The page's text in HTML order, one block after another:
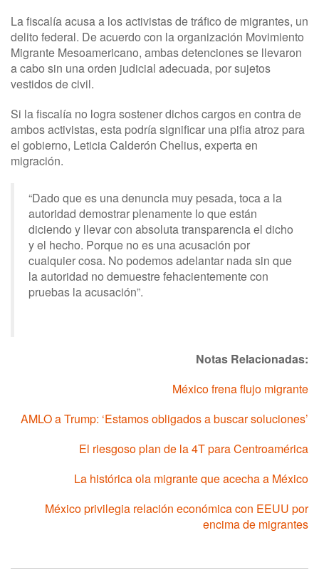
La fiscalía acusa a los activistas de tráfico de migrantes, un
delito federal. De acuerdo con la organización Movimiento
Migrante Mesoamericano, ambas detenciones se llevaron
a cabo sin una orden judicial adecuada, por sujetos
vestidos de civil.
Si la fiscalía no logra sostener dichos cargos en contra de
ambos activistas, esta podría significar una pifia atroz para
el gobierno, Leticia Calderón Chelius, experta en
migración.
“Dado que es una denuncia muy pesada, toca a la
autoridad demostrar plenamente lo que están
diciendo y llevar con absoluta transparencia el dicho
y el hecho. Porque no es una acusación por
cualquier cosa. No podemos adelantar nada sin que
la autoridad no demuestre fehacientemente con
pruebas la acusación”.
Notas Relacionadas:
México frena flujo migrante
AMLO a Trump: ‘Estamos obligados a buscar soluciones’
El riesgoso plan de la 4T para Centroamérica
La histórica ola migrante que acecha a México
México privilegia relación económica con EEUU por
encima de migrantes